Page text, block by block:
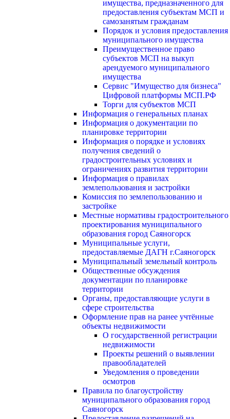
имущества, предназначенного для
предоставления субъектам МСП и
самозанятым гражданам
Порядок и условия предоставления
муниципального имущества
Преимущественное право
субъектов МСП на выкуп
арендуемого муниципального
имущества
Сервис "Имущество для бизнеса"
Цифровой платформы МСП.РФ
Торги для субъектов МСП
Информация о генеральных планах
Информация о документации по
планировке территории
Информация о порядке и условиях
получения сведений о
градостроительных условиях и
ограничениях развития территории
Информация о правилах
землепользования и застройки
Комиссия по землепользованию и
застройке
Местные нормативы градостроительного
проектирования муниципального
образования город Саяногорск
Муниципальные услуги,
предоставляемые ДАГН г.Саяногорск
Муниципальный земельный контроль
Общественные обсуждения
документации по планировке
территории
Органы, предоставляющие услуги в
сфере строительства
Оформление прав на ранее учтённые
объекты недвижимости
О государственной регистрации
недвижимости
Проекты решений о выявлении
правообладателей
Уведомления о проведении
осмотров
Правила по благоустройству
муниципального образования город
Саяногорск